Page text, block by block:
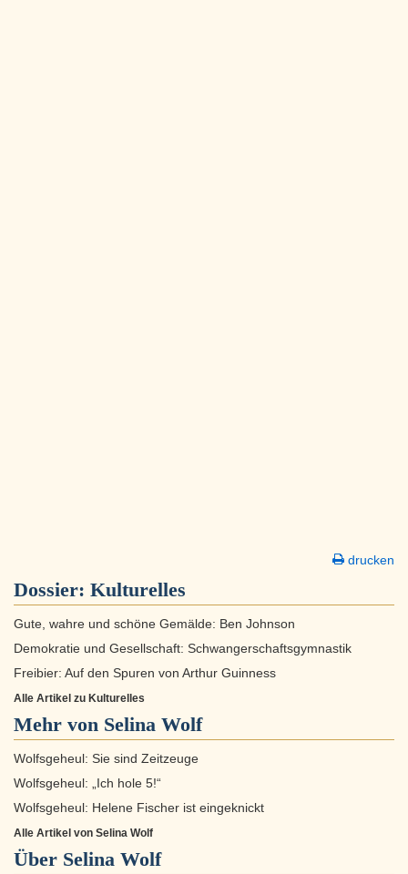
drucken
Dossier: Kulturelles
Gute, wahre und schöne Gemälde: Ben Johnson
Demokratie und Gesellschaft: Schwangerschaftsgymnastik
Freibier: Auf den Spuren von Arthur Guinness
Alle Artikel zu Kulturelles
Mehr von Selina Wolf
Wolfsgeheul: Sie sind Zeitzeuge
Wolfsgeheul: „Ich hole 5!“
Wolfsgeheul: Helene Fischer ist eingeknickt
Alle Artikel von Selina Wolf
Über Selina Wolf